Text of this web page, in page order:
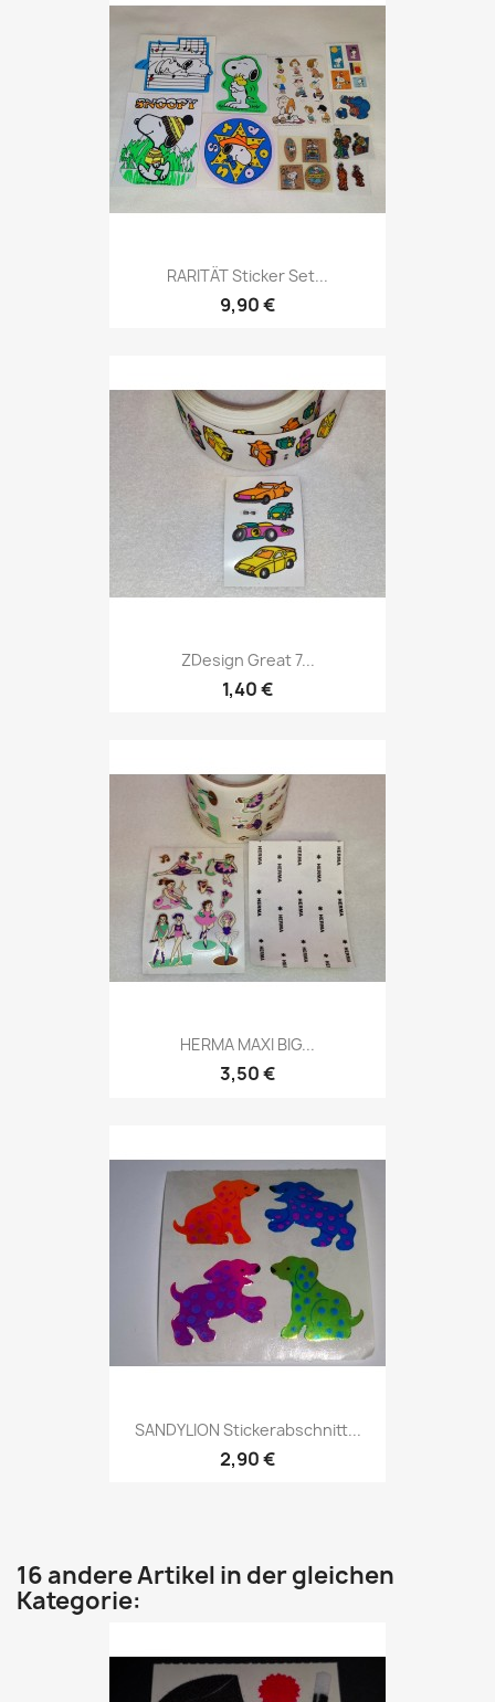
RARITÄT Sticker Set...
9,90 €
ZDesign Great 7...
1,40 €
HERMA MAXI BIG...
3,50 €
SANDYLION Stickerabschnitt...
2,90 €
16 andere Artikel in der gleichen
Kategorie: